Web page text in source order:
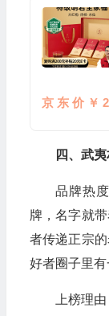
京 东 价 ￥
四、武
品牌热
牌，名字就
者传递正宗
好者圈子里有
上榜理